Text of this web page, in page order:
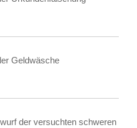
Geldwäsche
der versuchten schweren